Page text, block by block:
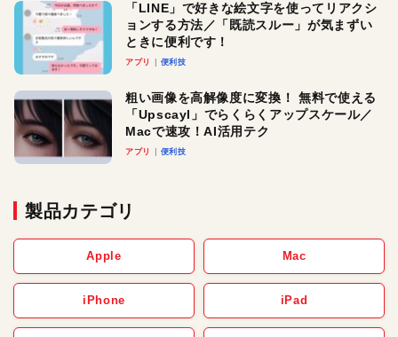
「LINE」で好きな絵文字を使ってリアクシ
ョンする方法／「既読スルー」が気まずい
ときに便利です！
アプリ 便利技
粗い画像を高解像度に変換！ 無料で使える
「Upscayl」でらくらくアップスケール／
Macで速攻！AI活用テク
アプリ 便利技
製品カテゴリ
Apple Mac
iPhone iPad